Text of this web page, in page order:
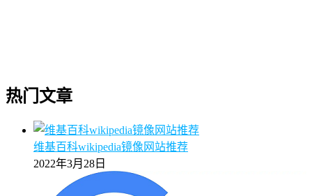
热门文章
维基百科wikipedia镜像网站推荐
2022年3月28日